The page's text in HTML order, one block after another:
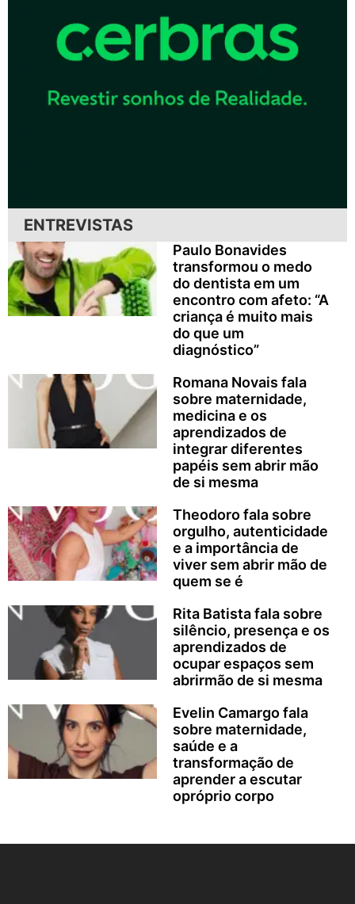
ENTREVISTAS
Paulo Bonavides
transformou o medo
do dentista em um
encontro com afeto: “A
criança é muito mais
do que um
diagnóstico”
Romana Novais fala
sobre maternidade,
medicina e os
aprendizados de
integrar diferentes
papéis sem abrir mão
de si mesma
Theodoro fala sobre
orgulho, autenticidade
e a importância de
viver sem abrir mão de
quem se é
Rita Batista fala sobre
silêncio, presença e os
aprendizados de
ocupar espaços sem
abrirmão de si mesma
Evelin Camargo fala
sobre maternidade,
saúde e a
transformação de
aprender a escutar
opróprio corpo